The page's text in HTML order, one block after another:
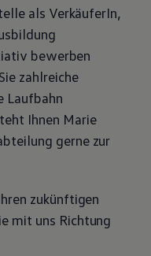
finden
und Shop
verbinden
Karten und Radio
als VerkäuferIn,
bewerben
zahlreiche
Laufbahn
Ihnen Marie
gerne zur
zukünftigen
mit uns Richtung